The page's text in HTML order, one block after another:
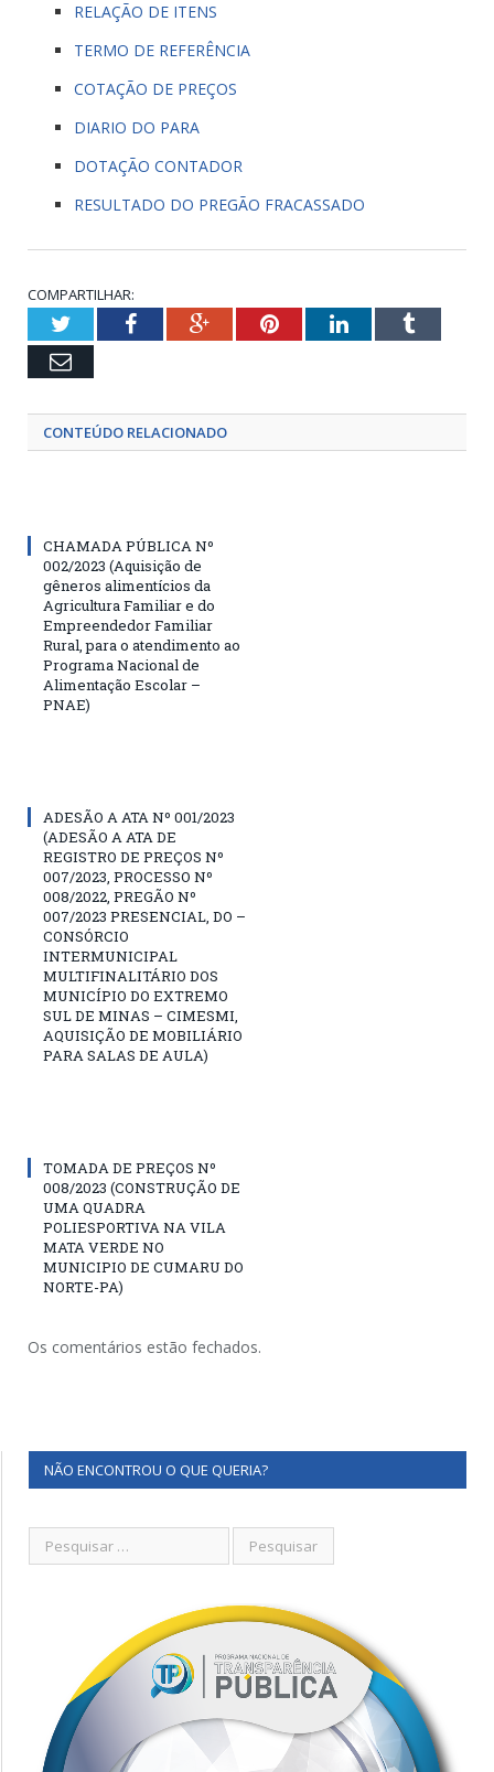
RELAÇÃO DE ITENS
TERMO DE REFERÊNCIA
COTAÇÃO DE PREÇOS
DIARIO DO PARA
DOTAÇÃO CONTADOR
RESULTADO DO PREGÃO FRACASSADO
COMPARTILHAR:
TwitterFacebookGoogle+PinterestLinkedInTumblr
Email
CONTEÚDO RELACIONADO
CHAMADA PÚBLICA Nº
002/2023 (Aquisição de
gêneros alimentícios da
Agricultura Familiar e do
Empreendedor Familiar
Rural, para o atendimento ao
Programa Nacional de
Alimentação Escolar –
PNAE)
ADESÃO A ATA Nº 001/2023
(ADESÃO A ATA DE
REGISTRO DE PREÇOS Nº
007/2023, PROCESSO Nº
008/2022, PREGÃO Nº
007/2023 PRESENCIAL, DO –
CONSÓRCIO
INTERMUNICIPAL
MULTIFINALITÁRIO DOS
MUNICÍPIO DO EXTREMO
SUL DE MINAS – CIMESMI,
AQUISIÇÃO DE MOBILIÁRIO
PARA SALAS DE AULA)
TOMADA DE PREÇOS Nº
008/2023 (CONSTRUÇÃO DE
UMA QUADRA
POLIESPORTIVA NA VILA
MATA VERDE NO
MUNICIPIO DE CUMARU DO
NORTE-PA)
Os comentários estão fechados.
NÃO ENCONTROU O QUE QUERIA?